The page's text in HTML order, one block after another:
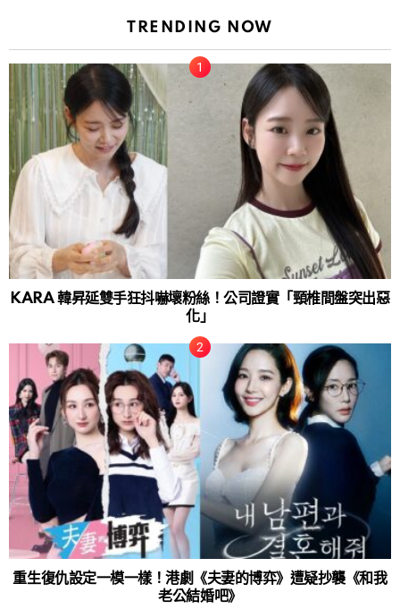
TRENDING NOW
KARA 韓昇延雙手狂抖嚇壞粉絲！公司證實「頸椎間盤突出惡
化」
重生復仇設定一模一樣！港劇《夫妻的博弈》遭疑抄襲《和我
老公結婚吧》